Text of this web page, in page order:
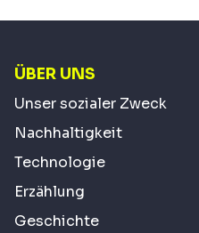
ÜBER UNS
Unser sozialer Zweck
Nachhaltigkeit
Technologie
Erzählung
Geschichte